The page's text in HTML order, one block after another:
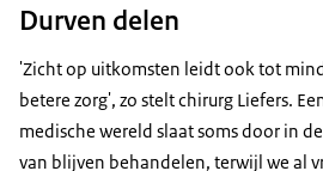
Durven delen
'Zicht op uitkomsten leidt ook tot
betere zorg', zo stelt chirurg Liefers.
medische wereld slaat soms door in
van blijven behandelen, terwijl we al